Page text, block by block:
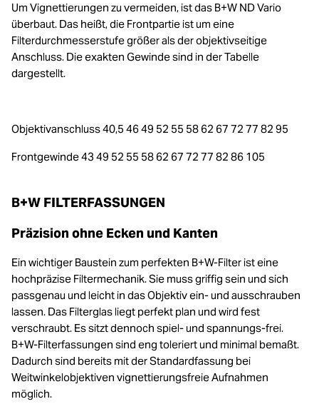
Um Vignettierungen zu vermeiden, ist das B+W ND Vario
überbaut. Das heißt, die Frontpartie ist um eine
Filterdurchmesserstufe größer als der objektivseitige
Anschluss. Die exakten Gewinde sind in der Tabelle
dargestellt.
Objektivanschluss 40,5 46 49 52 55 58 62 67 72 77 82 95
Frontgewinde 43 49 52 55 58 62 67 72 77 82 86 105
B+W FILTERFASSUNGEN
Präzision ohne Ecken und Kanten
Ein wichtiger Baustein zum perfekten B+W-Filter ist eine
hochpräzise Filtermechanik. Sie muss griffig sein und sich
passgenau und leicht in das Objektiv ein- und ausschrauben
lassen. Das Filterglas liegt perfekt plan und wird fest
verschraubt. Es sitzt dennoch spiel- und spannungs-frei.
B+W-Filterfassungen sind eng toleriert und minimal bemaßt.
Dadurch sind bereits mit der Standardfassung bei
Weitwinkelobjektiven vignettierungsfreie Aufnahmen
möglich.